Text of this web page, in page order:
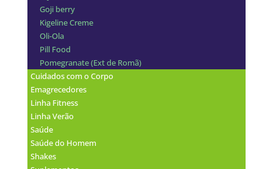
Goji berry
Kigeline Creme
Oli-Ola
Pill Food
Pomegranate (Ext de Romã)
Cuidados com o Corpo
Emagrecedores
Linha Fitness
Linha Verão
Saúde
Saúde do Homem
Shakes